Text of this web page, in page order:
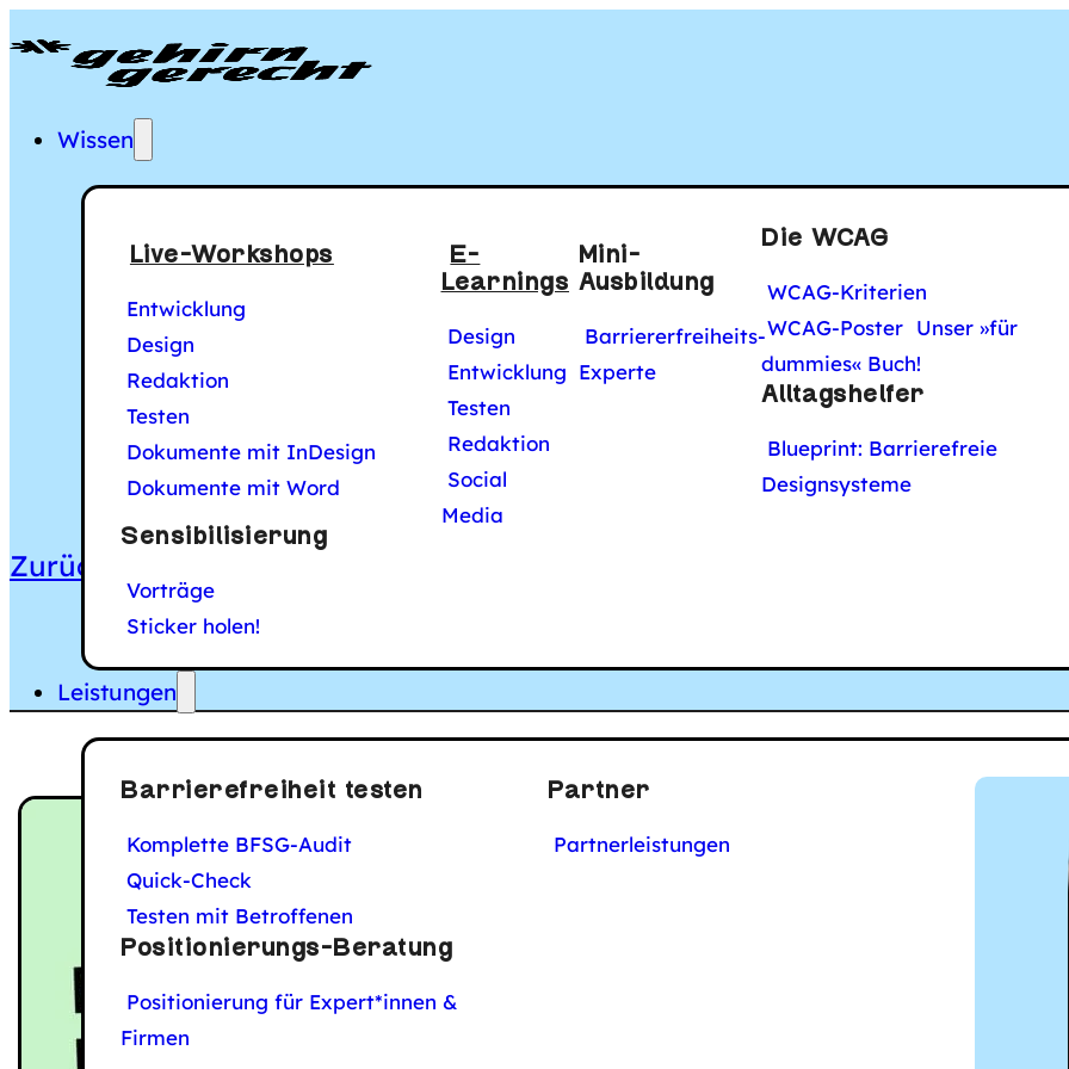
Gehirngerecht Digital
Hauptmenü
Wissen
Live-Workshops
Entwicklung
Design
Redaktion
Testen
Dokumente mit InDesign
Dokumente mit Word
Sensibilisierung
Vorträge
Sticker holen!
E-
Learnings
Design
Entwicklung
Testen
Redaktion
Social
Media
Mini-
Ausbildung
Barriererfreiheits-
Experte
Die WCAG
WCAG-Kriterien
WCAG-Poster Unser »für
dummies« Buch!
Alltagshelfer
Blueprint: Barrierefreie
Designsysteme
Leistungen
Barrierefreiheit testen
Komplette BFSG-Audit
Quick-Check
Testen mit Betroffenen
Positionierungs-Beratung
Positionierung für Expert*innen &
Firmen
Partner
Partnerleistungen
Alle Artikel über Leichte
Sprache
Zurück zur Artikel-Übersicht